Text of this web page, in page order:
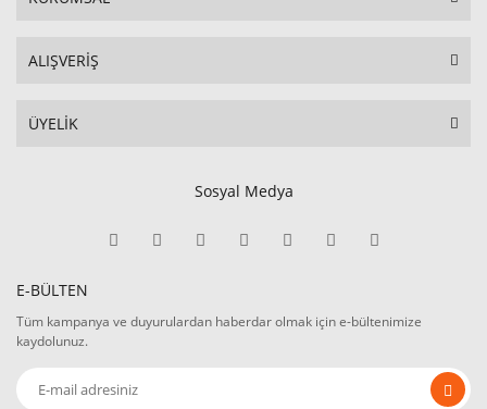
ALIŞVERİŞ
ÜYELİK
Sosyal Medya
E-BÜLTEN
Tüm kampanya ve duyurulardan haberdar olmak için e-bültenimize
kaydolunuz.